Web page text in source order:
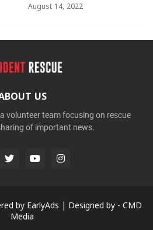
August 14, 2022
US
volunteer team focusing on rescue
of important news.
by EarlyAds | Designed by - CMD
Media